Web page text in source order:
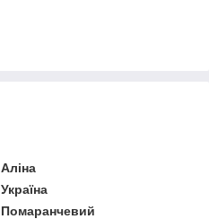
Аліна
Україна
Помаранчевий